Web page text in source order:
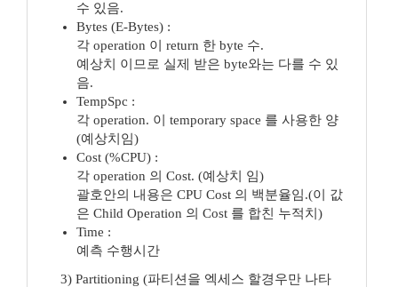
수 있음.
Bytes (E-Bytes) :
각 operation 이 return 한 byte 수.
예상치 이므로 실제 받은 byte와는 다를 수 있
음.
TempSpc :
각 operation. 이 temporary space 를 사용한 양
(예상치임)
Cost (%CPU) :
각 operation 의 Cost. (예상치 임)
괄호안의 내용은 CPU Cost 의 백분율임.(이 값
은 Child Operation 의 Cost 를 합친 누적치)
Time :
예측 수행시간
3) Partitioning (파티션을 엑세스 할경우만 나타